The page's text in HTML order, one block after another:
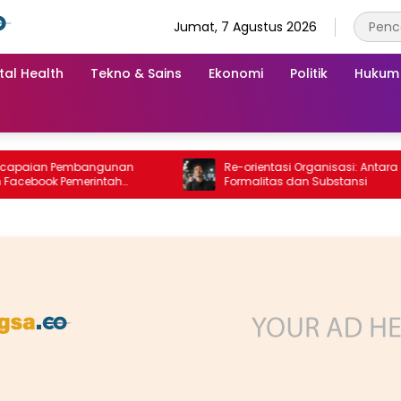
Jumat, 7 Agustus 2026
Health Tekno & Sains Ekonomi Politik Hukum
Pembangunan
Pemerintah
“Dirujak” Warganet
Re-orientasi Organisasi: Antara
Formalitas dan Substansi